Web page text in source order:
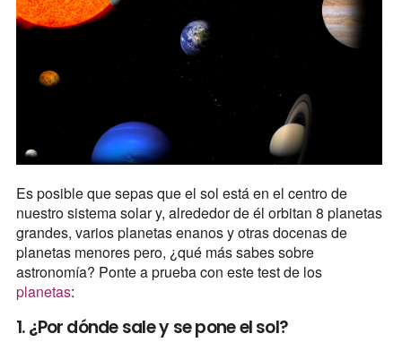
Es posible que sepas que el sol está en el centro de
nuestro sistema solar y, alrededor de él orbitan 8 planetas
grandes, varios planetas enanos y otras docenas de
planetas menores pero, ¿qué más sabes sobre
astronomía? Ponte a prueba con este test de los
planetas:
1. ¿Por dónde sale y se pone el sol?